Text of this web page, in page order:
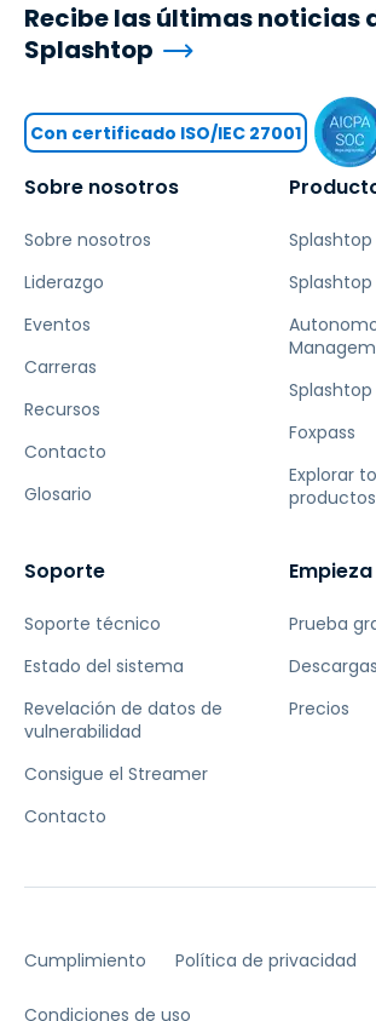
Sobre nosotros
Sobre nosotros
Liderazgo
Eventos
Carreras
Recursos
Contacto
Glosario
Foxpass
Explorar
productos
Soporte
Soporte técnico
Estado del sistema
Revelación de datos de
vulnerabilidad
Consigue el Streamer
Contacto
Empieza
Prueba
Descargas
Precios
Recibe las últimas noticias
Splashtop
Con certificado ISO/IEC 27001
Cumplimiento Política de privacidad
Condiciones de uso